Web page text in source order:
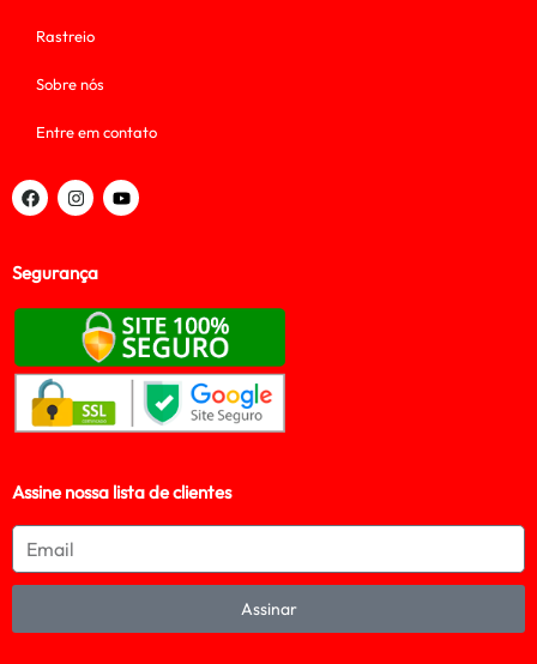
Rastreio
Sobre nós
Entre em contato
Segurança
Assine nossa lista de clientes
Assinar